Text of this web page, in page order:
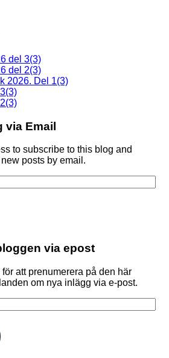
del 3(3)
del 2(3)
2026. Del 1(3)
via Email
to subscribe to this blog and
posts by email.
via epost
att prenumerera på den här
om nya inlägg via e-post.